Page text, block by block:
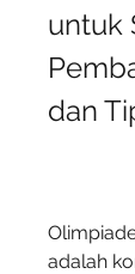
untuk
dan
adalah